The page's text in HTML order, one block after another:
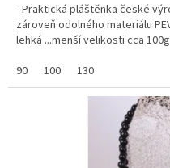
- Praktická pláštěnka české
zároveň odolného materiálu
lehká ...menší velikosti cca
90
100 130